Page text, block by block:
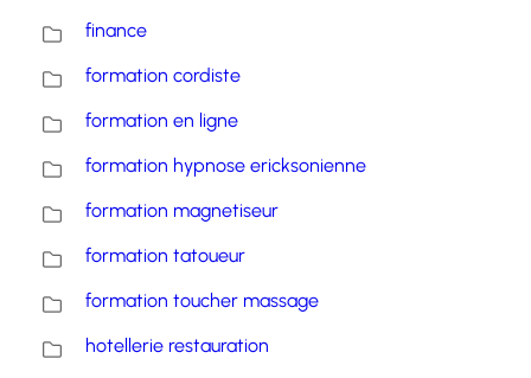
finance
formation cordiste
formation en ligne
formation hypnose ericksonienne
formation magnetiseur
formation tatoueur
formation toucher massage
hotellerie restauration